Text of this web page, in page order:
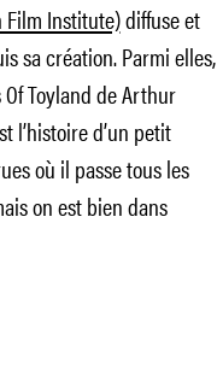
Film Institute)diffuse et
sa création. Parmi elles,
Toyland de Arthur
l’histoire d’un petit
où il passe tous les
on est bien dans